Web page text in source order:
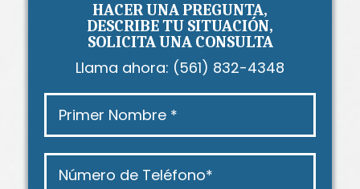
HACER UNA PREGUNTA,
DESCRIBE TU SITUACIÓN,
SOLICITA UNA CONSULTA
Llama ahora: (561) 832-4348